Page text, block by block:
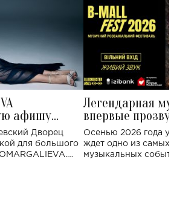
афишу
во Дворце
Дворец
для большого
Легендарная
впервые
Украине: где
Осенью 2026 года
ждет одно из
музыкальных